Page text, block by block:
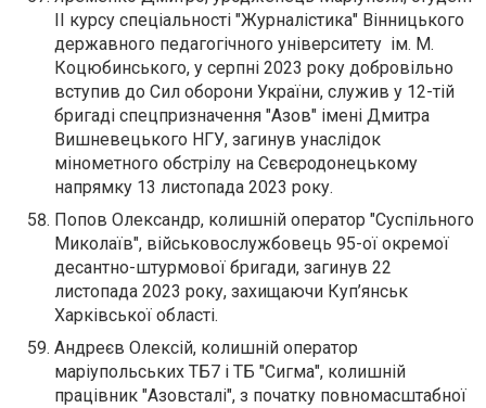
ІІ курсу спеціальності "Журналістика" Вінницького
державного педагогічного університету ім. М.
Коцюбинського, у серпні 2023 року добровільно
вступив до Сил оборони України, служив у 12-тій
бригаді спецпризначення "Азов" імені Дмитра
Вишневецького НГУ, загинув унаслідок
мінометного обстрілу на Сєвєродонецькому
напрямку 13 листопада 2023 року.
Попов Олександр, колишній оператор "Суспільного
Миколаїв", військовослужбовець 95-ої окремої
десантно-штурмової бригади, загинув 22
листопада 2023 року, захищаючи Куп’янськ
Харківської області.
Андреєв Олексій, колишній оператор
маріупольських ТБ7 і ТБ "Сигма", колишній
працівник "Азовсталі", з початку повномасштабної